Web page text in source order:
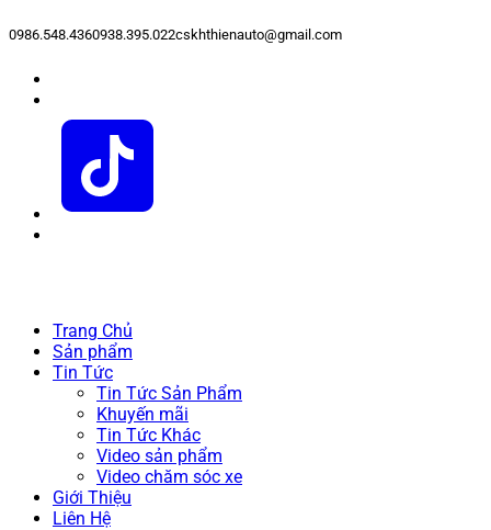
0986.548.4360938.395.022cskhthienauto@gmail.com
Trang Chủ
Sản phẩm
Tin Tức
Tin Tức Sản Phẩm
Khuyến mãi
Tin Tức Khác
Video sản phẩm
Video chăm sóc xe
Giới Thiệu
Liên Hệ